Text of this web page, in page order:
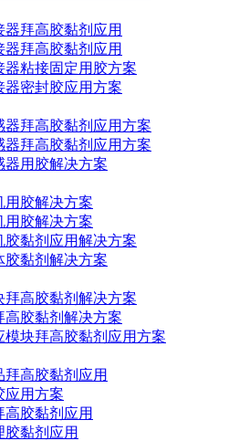
器拜高胶黏剂应用
器拜高胶黏剂应用
器粘接固定用胶方案
器密封胶应用方案
器拜高胶黏剂应用方案
器拜高胶黏剂应用方案
器用胶解决方案
用胶解决方案
用胶解决方案
胶黏剂应用解决方案
胶黏剂解决方案
拜高胶黏剂解决方案
高胶黏剂解决方案
模块拜高胶黏剂应用方案
拜高胶黏剂应用
应用方案
高胶黏剂应用
胶黏剂应用